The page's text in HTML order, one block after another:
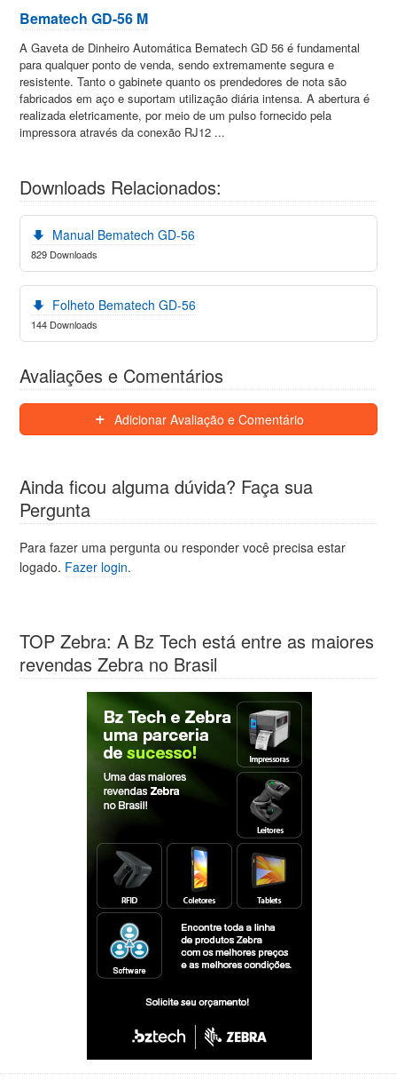
Bematech GD-56 M
A Gaveta de Dinheiro Automática Bematech GD 56 é fundamental
para qualquer ponto de venda, sendo extremamente segura e
resistente. Tanto o gabinete quanto os prendedores de nota são
fabricados em aço e suportam utilização diária intensa. A abertura é
realizada eletricamente, por meio de um pulso fornecido pela
impressora através da conexão RJ12 ...
Downloads Relacionados:
Manual Bematech GD-56
829 Downloads
Folheto Bematech GD-56
144 Downloads
Avaliações e Comentários
Adicionar Avaliação e Comentário
Ainda ficou alguma dúvida? Faça sua
Pergunta
Para fazer uma pergunta ou responder você precisa estar
logado. Fazer login.
TOP Zebra: A Bz Tech está entre as maiores
revendas Zebra no Brasil